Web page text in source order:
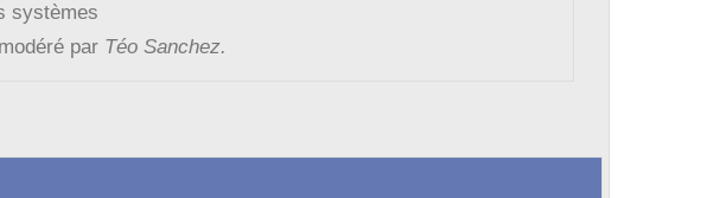
systèmes
modéré par Téo Sanchez.